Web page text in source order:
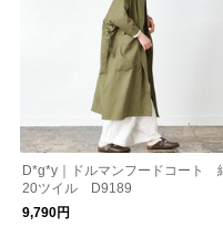
D*g*y｜ドルマンフードコート
20ツイル D9189
9,790円